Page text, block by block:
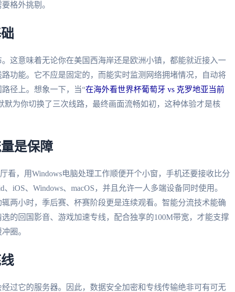
格外挑剔。
这意味着无论你在美国西海岸还是欧洲小镇，都能就近接入一
功能。它不应是固定的，而能实时监测网络拥堵情况，自动将
径上。想象一下，当“在海外看世界杯葡萄牙 vs 克罗地亚当前
默为你切换了三次线路，最终画面流畅如初，这种体验才是核
是保障
看，用Windows电脑处理工作顺便开个小窗，手机还要接收比分
iOS、Windows、macOS，并且允许一人多端设备同时使用。
两小时，季后赛、杯赛阶段更是连续观看。智能分流技术能确
的回国影音、游戏加速专线，配合独享的100M带宽，才能支撑
圈。
过它的服务器。因此，数据安全加密和专线传输绝非可有可无